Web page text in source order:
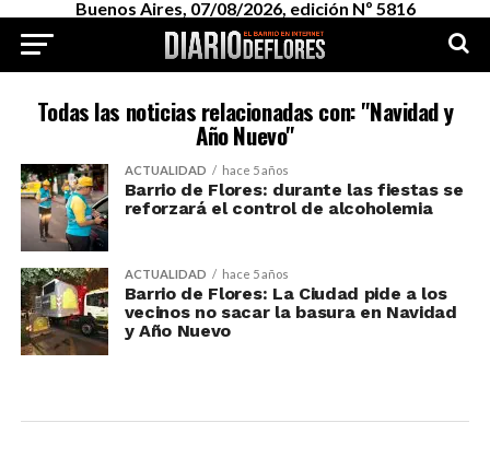
Buenos Aires, 07/08/2026, edición Nº 5816
Todas las noticias relacionadas con: "Navidad y
Año Nuevo"
ACTUALIDAD hace 5 años
Barrio de Flores: durante las fiestas se
reforzará el control de alcoholemia
ACTUALIDAD hace 5 años
Barrio de Flores: La Ciudad pide a los
vecinos no sacar la basura en Navidad
y Año Nuevo